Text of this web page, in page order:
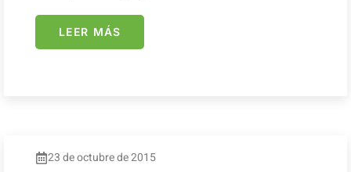
LEER MÁS
23 de octubre de 2015